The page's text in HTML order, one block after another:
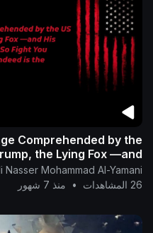
Comprehended by the
the Lying Fox —and
the Allies to devils.
26 المشاهدات
• منذ 7 شهور